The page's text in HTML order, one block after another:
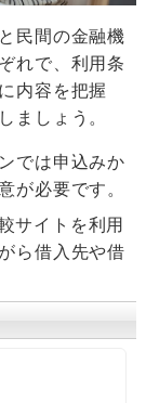
民間の金融機
れで、利用条
内容を把握
ましょう。
では申込みか
が必要です。
サイトを利用
ら借入先や借